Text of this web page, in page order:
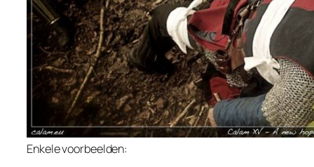
Enkele voorbeelden: